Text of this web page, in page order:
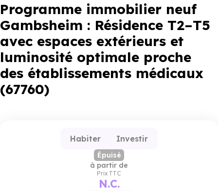
Financer
Programme immobilier neuf
Gambsheim : Résidence T2–T5
avec espaces extérieurs et
luminosité optimale proche
des établissements médicaux
(67760)
Habiter Investir
Épuisé
à partir de
Prix TTC
N.C.